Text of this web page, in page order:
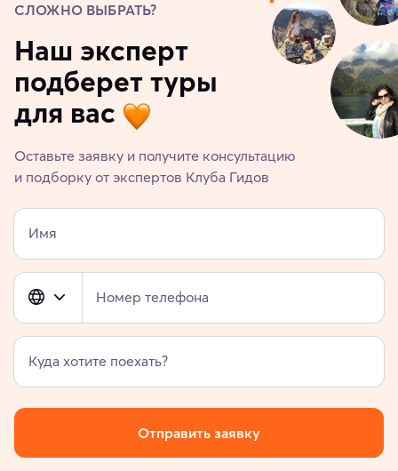
СЛОЖНО ВЫБРАТЬ?
Наш эксперт
подберет туры
для вас
Оставьте заявку и получите консультацию
и подборку от экспертов Клуба Гидов
Имя
Номер телефона
Куда хотите поехать?
Отправить заявку